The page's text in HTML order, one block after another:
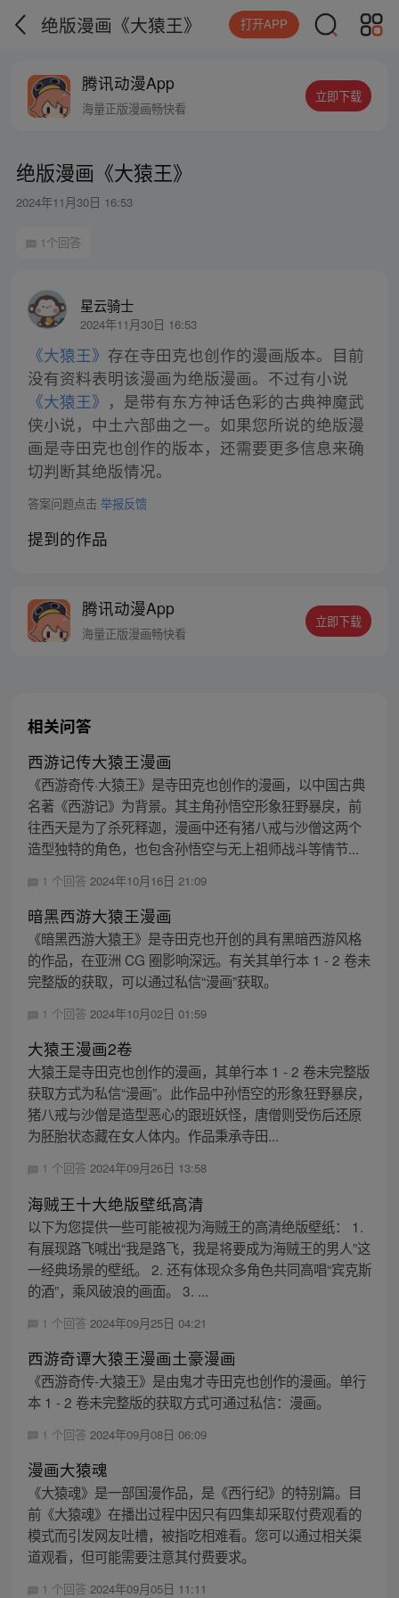
绝版漫画《大猿王》 打开APP
腾讯动漫App
海量正版漫画畅快看
立即下载
绝版漫画《大猿王》
2024年11月30日 16:53
1个回答
星云骑士
2024年11月30日 16:53
《大猿王》 存在寺田克也创作的漫画版本。目前
没有资料表明该漫画为绝版漫画。不过有小说
《大猿王》 ，是带有东方神话色彩的古典神魔武
侠小说，中土六部曲之一。如果您所说的绝版漫
画是寺田克也创作的版本，还需要更多信息来确
切判断其绝版情况。
答案问题点击 举报反馈
提到的作品
腾讯动漫App
海量正版漫画畅快看
立即下载
相关问答
西游记传大猿王漫画
《西游奇传·大猿王》是寺田克也创作的漫画，以中国古典
名著《西游记》为背景。其主角孙悟空形象狂野暴戾，前
往西天是为了杀死释迦，漫画中还有猪八戒与沙僧这两个
造型独特的角色，也包含孙悟空与无上祖师战斗等情节...
1 个回答 2024年10月16日 21:09
暗黑西游大猿王漫画
《暗黑西游大猿王》是寺田克也开创的具有黑暗西游风格
的作品，在亚洲 CG 圈影响深远。有关其单行本 1 - 2 卷未
完整版的获取，可以通过私信“漫画”获取。
1 个回答 2024年10月02日 01:59
大猿王漫画2卷
大猿王是寺田克也创作的漫画，其单行本 1 - 2 卷未完整版
获取方式为私信“漫画”。此作品中孙悟空的形象狂野暴戾，
猪八戒与沙僧是造型恶心的跟班妖怪，唐僧则受伤后还原
为胚胎状态藏在女人体内。作品秉承寺田...
1 个回答 2024年09月26日 13:58
海贼王十大绝版壁纸高清
以下为您提供一些可能被视为海贼王的高清绝版壁纸： 1.
有展现路飞喊出“我是路飞，我是将要成为海贼王的男人”这
一经典场景的壁纸。 2. 还有体现众多角色共同高唱“宾克斯
的酒”，乘风破浪的画面。 3. ...
1 个回答 2024年09月25日 04:21
西游奇谭大猿王漫画土豪漫画
《西游奇传-大猿王》是由鬼才寺田克也创作的漫画。单行
本 1 - 2 卷未完整版的获取方式可通过私信：漫画。
1 个回答 2024年09月08日 06:09
漫画大猿魂
《大猿魂》是一部国漫作品，是《西行纪》的特别篇。目
前《大猿魂》在播出过程中因只有四集却采取付费观看的
模式而引发网友吐槽，被指吃相难看。您可以通过相关渠
道观看，但可能需要注意其付费要求。
1 个回答 2024年09月05日 11:11